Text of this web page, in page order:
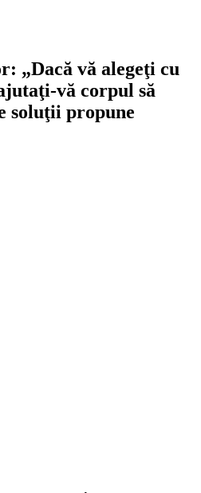
„Dacă vă alegeţi cu
vă corpul să
soluţii propune